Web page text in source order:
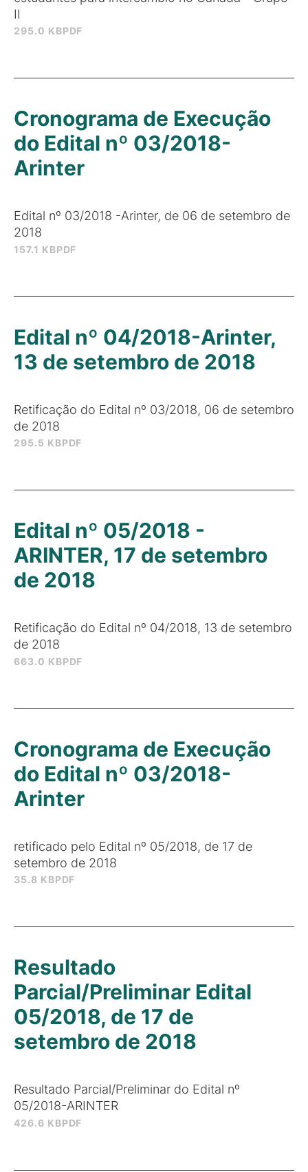
295.0 KBPDF
II
157.1 KBPDF
Cronograma de Execução
do Edital nº 03/2018-
Arinter
Edital nº 03/2018 -Arinter, de 06 de setembro de
2018
295.5 KBPDF
Edital nº 04/2018-Arinter,
13 de setembro de 2018
Retificação do Edital nº 03/2018, 06 de setembro
de 2018
663.0 KBPDF
Edital nº 05/2018 -
ARINTER, 17 de setembro
de 2018
Retificação do Edital nº 04/2018, 13 de setembro
de 2018
35.8 KBPDF
Cronograma de Execução
do Edital nº 03/2018-
Arinter
retificado pelo Edital nº 05/2018, de 17 de
setembro de 2018
426.6 KBPDF
Resultado
Parcial/Preliminar Edital
05/2018, de 17 de
setembro de 2018
Resultado Parcial/Preliminar do Edital nº
05/2018-ARINTER